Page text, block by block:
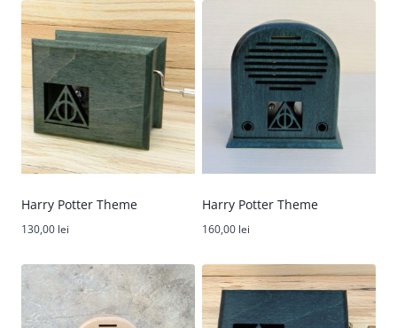
Harry Potter Theme
130,00 lei
Harry Potter Theme
160,00 lei